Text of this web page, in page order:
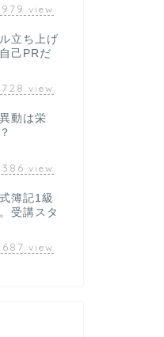
view
立ち上げ
己PRだ
view
動は栄
view
簿記1級
受講スタ
view